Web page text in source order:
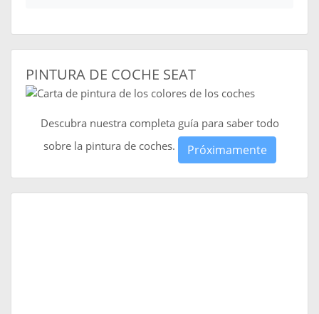
PINTURA DE COCHE SEAT
Descubra nuestra completa guía para saber todo
sobre la pintura de coches.
Próximamente